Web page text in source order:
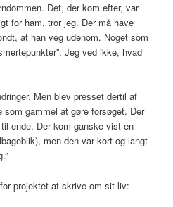
Det, der kom efter, var
for ham, tror jeg. Der må have
at han veg udenom. Noget som
Jeg ved ikke, hvad
Men blev presset dertil af
som gammel at gøre forsøget. Der
ende. Der kom ganske vist en
men den var kort og langt
projektet at skrive om sit liv: